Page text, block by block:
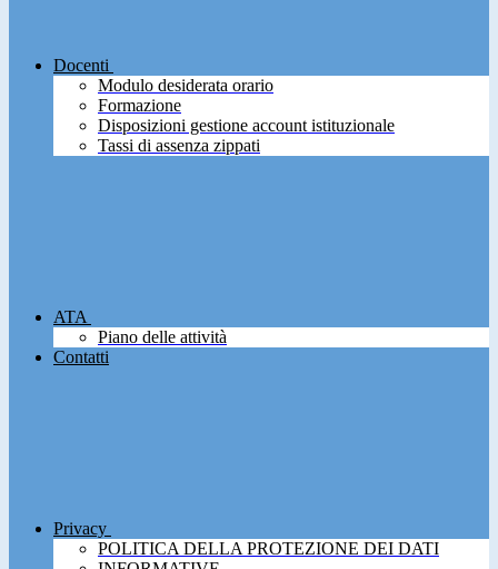
Docenti
Modulo desiderata orario
Formazione
Disposizioni gestione account istituzionale
Tassi di assenza zippati
ATA
Piano delle attività
Contatti
Privacy
POLITICA DELLA PROTEZIONE DEI DATI